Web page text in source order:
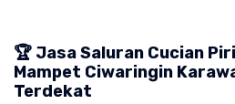
🏆 Jasa Saluran Cucian
Mampet Ciwaringin
Terdekat